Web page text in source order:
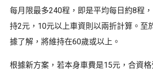
每月限最多240程，即是平均每日約8程
持2元，10元以上車資則以兩折計算。至
據了解，將維持在60歲或以上。
根據新方案，若本身車費是15元，合資